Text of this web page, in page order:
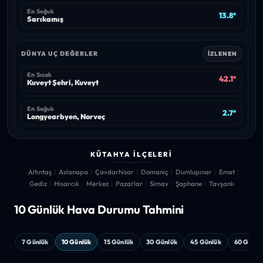
En Soğuk
Sarıkamış 13.8°
DÜNYA UÇ DEĞERLER İZLENEN
En Sıcak
Kuveyt Şehri, Kuveyt 42.1°
En Soğuk
Longyearbyen, Norveç 2.7°
KÜTAHYA İLÇELERI
Altıntaş
Aslanapa Çavdarhisar Domaniç Dumlupınar
Emet
Gediz
Hisarcık Merkez Pazarlar Simav Şaphane Tavşanlı
10 Günlük Hava Durumu Tahmini
7 Günlük 10 Günlük 15 Günlük 30 Günlük 45 Günlük 60